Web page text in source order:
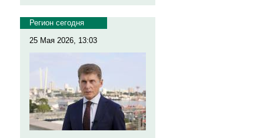
Регион сегодня
25 Мая 2026, 13:03